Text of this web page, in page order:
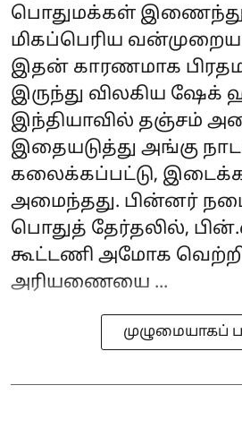
பொதுமக்கள் இணைந்து
மிகப்பெரிய
இதன் காரணமாக
இருந்து விலகிய ஷேக்
இந்தியாவில் தஞ்சம்
இதையடுத்து அங்கு
கலைக்கப்பட்டு,
அமைந்தது. பின்னர்
பொதுத் தேர்தலில்,
கூட்டணி அமோக
அரியணையை ...
முழுமையாகப்